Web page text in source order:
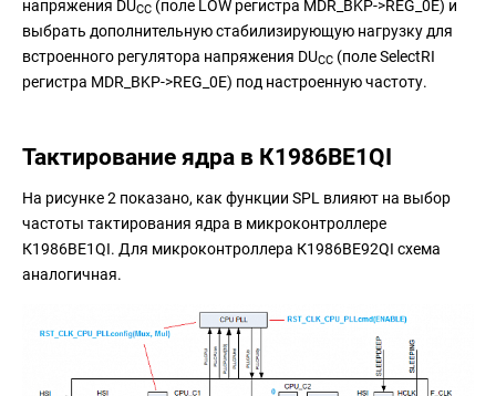
напряжения DUCC (поле LOW регистра MDR_BKP->REG_0E) и
выбрать дополнительную стабилизирующую нагрузку для
встроенного регулятора напряжения DUCC (поле SelectRI
регистра MDR_BKP->REG_0E) под настроенную частоту.
Тактирование ядра в К1986ВЕ1QI
На рисунке 2 показано, как функции SPL влияют на выбор
частоты тактирования ядра в микроконтроллере
К1986ВЕ1QI. Для микроконтроллера К1986ВЕ92QI схема
аналогичная.